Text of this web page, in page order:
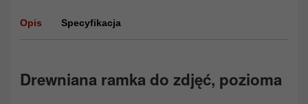
Opis Specyfikacja
Drewniana ramka do zdjęć, pozioma